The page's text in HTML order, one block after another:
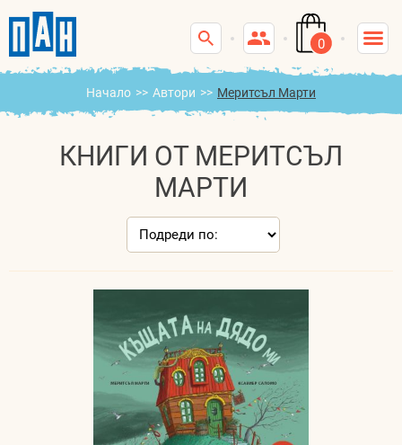
0
Начало >> Автори >> Меритсъл Марти
КНИГИ ОТ МЕРИТСЪЛ
МАРТИ